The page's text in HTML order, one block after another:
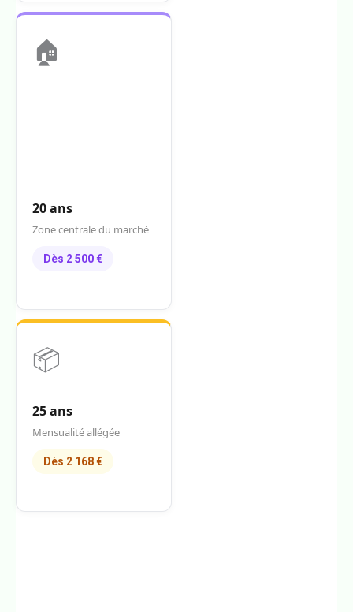
🏠
20 ans
Zone centrale du marché
Dès 2 500 €
📦
25 ans
Mensualité allégée
Dès 2 168 €